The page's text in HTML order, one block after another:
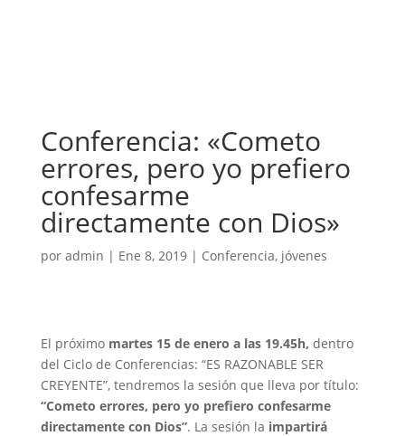
Conferencia: «Cometo
errores, pero yo prefiero
confesarme
directamente con Dios»
por admin | Ene 8, 2019| Conferencia, jóvenes
El próximo martes 15 de enero a las 19.45h, dentro
del Ciclo de Conferencias: “ES RAZONABLE SER
CREYENTE”, tendremos la sesión que lleva por título:
“Cometo errores, pero yo prefiero confesarme
directamente con Dios”. La sesión la impartirá